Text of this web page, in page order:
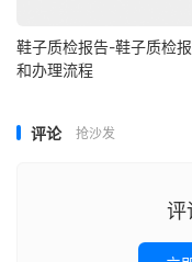
鞋子质检报告-鞋子质检
和办理流程
评论 抢沙发
评